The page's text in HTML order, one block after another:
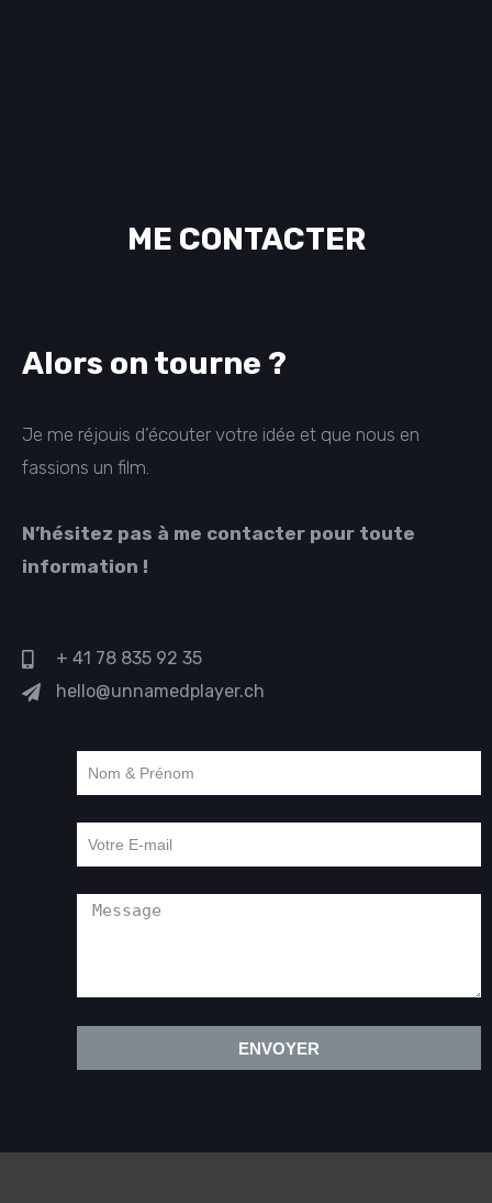
ME CONTACTER
Alors on tourne ?
Je me réjouis d’écouter votre idée et que nous en
fassions un film.
N’hésitez pas à me contacter pour toute
information !
+ 41 78 835 92 35
hello@unnamedplayer.ch
ENVOYER